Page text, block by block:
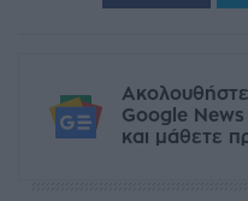
Google News
και μάθετε